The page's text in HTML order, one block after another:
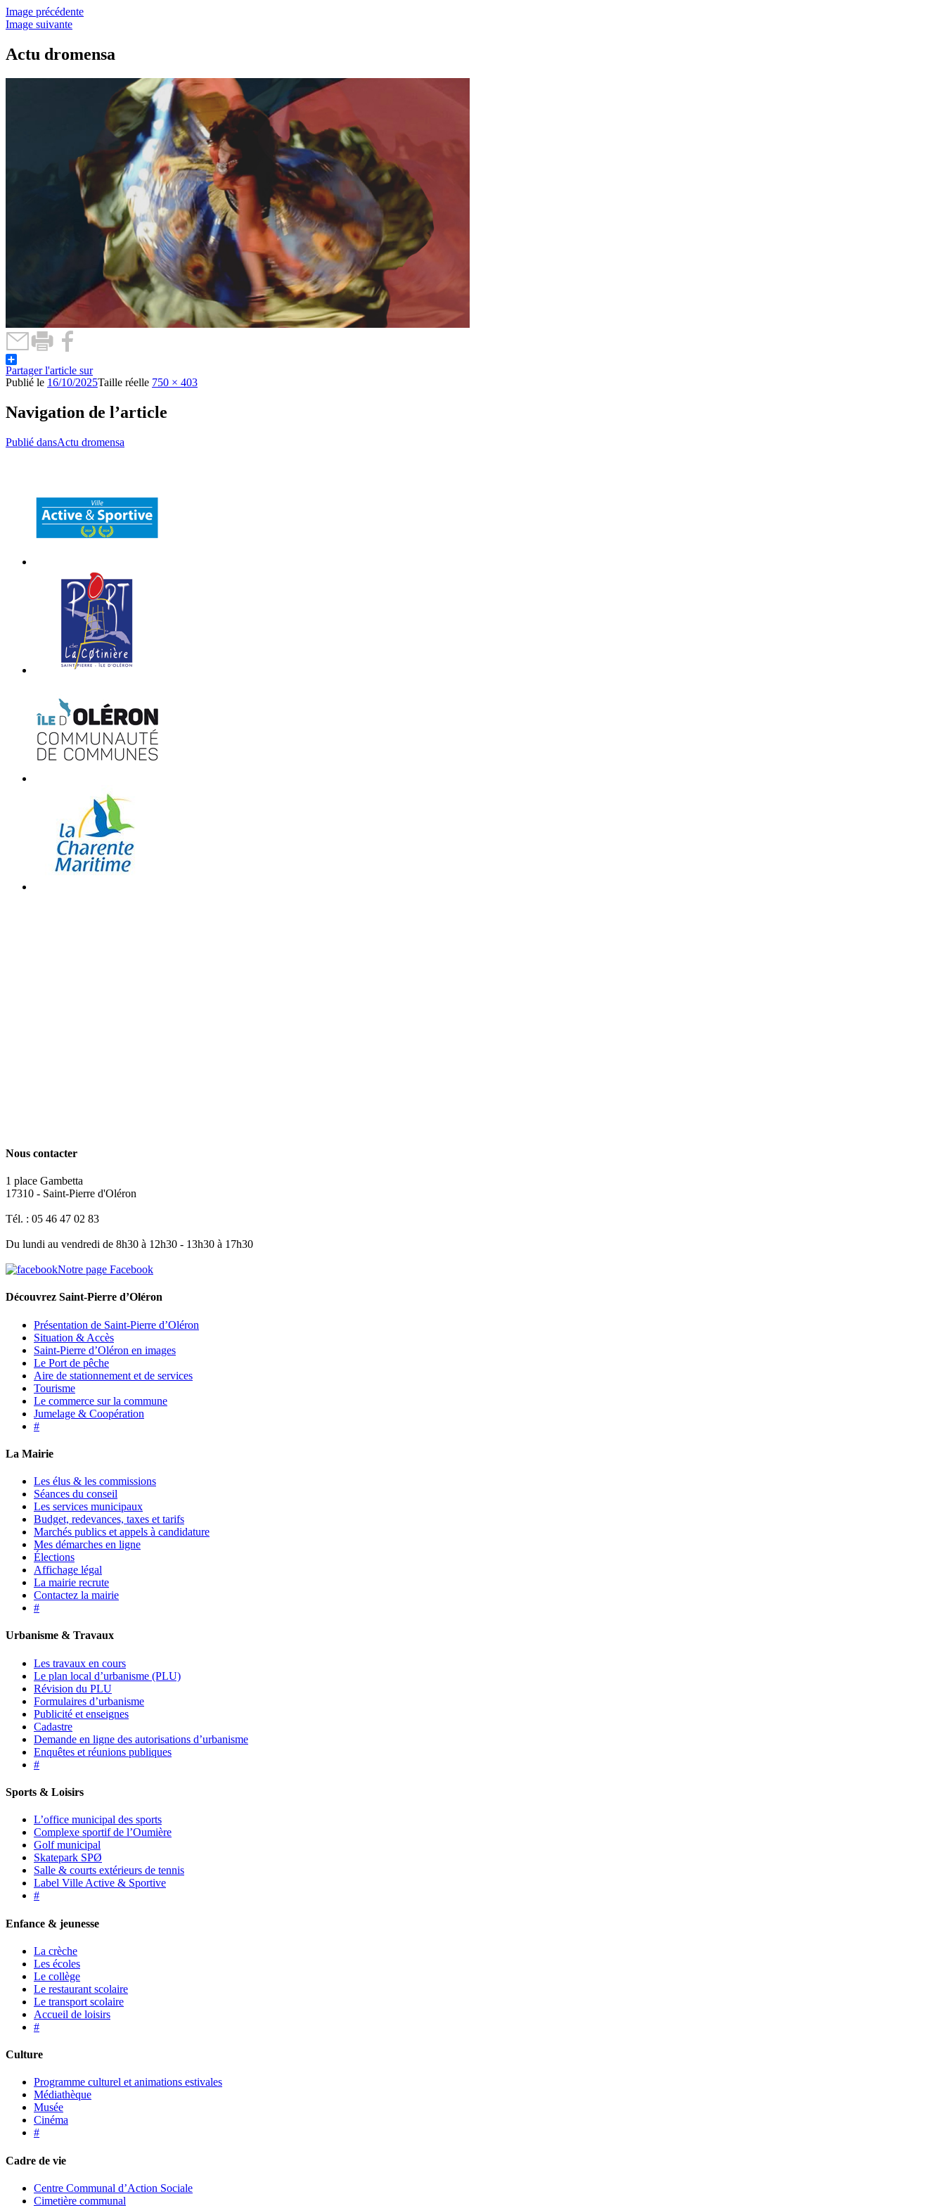
Image précédente
Image suivante
Actu dromensa
Partager l'article sur
Publié le 16/10/2025Taille réelle 750 × 403
Navigation de l’article
Publié dansActu dromensa
Nous contacter
1 place Gambetta
17310 - Saint-Pierre d'Oléron
Tél. : 05 46 47 02 83
Du lundi au vendredi de 8h30 à 12h30 - 13h30 à 17h30
Notre page Facebook
Découvrez Saint-Pierre d’Oléron
Présentation de Saint-Pierre d’Oléron
Situation & Accès
Saint-Pierre d’Oléron en images
Le Port de pêche
Aire de stationnement et de services
Tourisme
Le commerce sur la commune
Jumelage & Coopération
#
La Mairie
Les élus & les commissions
Séances du conseil
Les services municipaux
Budget, redevances, taxes et tarifs
Marchés publics et appels à candidature
Mes démarches en ligne
Élections
Affichage légal
La mairie recrute
Contactez la mairie
#
Urbanisme & Travaux
Les travaux en cours
Le plan local d’urbanisme (PLU)
Révision du PLU
Formulaires d’urbanisme
Publicité et enseignes
Cadastre
Demande en ligne des autorisations d’urbanisme
Enquêtes et réunions publiques
#
Sports & Loisirs
L’office municipal des sports
Complexe sportif de l’Oumière
Golf municipal
Skatepark SPØ
Salle & courts extérieurs de tennis
Label Ville Active & Sportive
#
Enfance & jeunesse
La crèche
Les écoles
Le collège
Le restaurant scolaire
Le transport scolaire
Accueil de loisirs
#
Culture
Programme culturel et animations estivales
Médiathèque
Musée
Cinéma
#
Cadre de vie
Centre Communal d’Action Sociale
Cimetière communal